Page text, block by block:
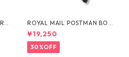
ROYAL MAIL POSTMAN BOO
TS by Dr.MARTENS
¥19,250
30%OFF